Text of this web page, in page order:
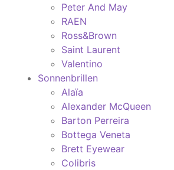
Peter And May
RAEN
Ross&Brown
Saint Laurent
Valentino
Sonnenbrillen
Alaïa
Alexander McQueen
Barton Perreira
Bottega Veneta
Brett Eyewear
Colibris